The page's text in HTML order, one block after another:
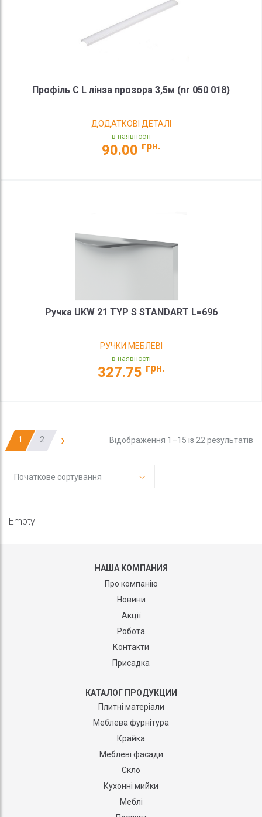
Профіль С L лінза прозора 3,5м (nr 050 018)
ДОДАТКОВІ ДЕТАЛІ
в наявності
90.00 грн.
Ручка UKW 21 TYP S STANDART L=696
РУЧКИ МЕБЛЕВІ
в наявності
327.75 грн.
1 2 › Відображення 1–15 із 22 результатів
Початкове сортування
Empty
НАША КОМПАНИЯ
Про компанію
Новини
Акції
Робота
Контакти
Присадка
КАТАЛОГ ПРОДУКЦИИ
Плитні матеріали
Меблева фурнітура
Крайка
Меблеві фасади
Скло
Кухонні мийки
Меблі